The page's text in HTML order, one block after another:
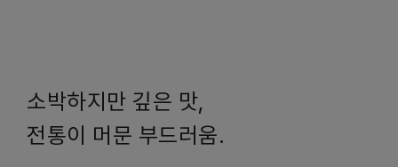
소박하지만 깊은 맛,
전통이 머문 부드러움.